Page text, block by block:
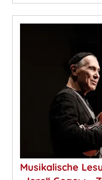
Musikalische